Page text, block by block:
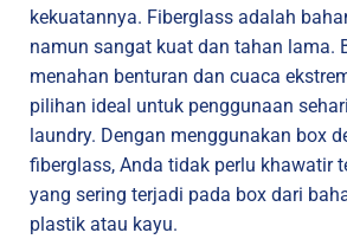
kekuatannya. Fiberglass adalah
namun sangat kuat dan tahan lama.
menahan benturan dan cuaca
pilihan ideal untuk penggunaan
laundry. Dengan menggunakan box
fiberglass, Anda tidak perlu khawatir
yang sering terjadi pada box dari
plastik atau kayu.